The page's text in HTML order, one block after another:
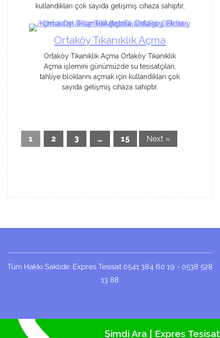
kullandıkları çok sayıda gelişmiş cihaza sahiptir,
Ortaköy Tıkanıklık Açma
Ortaköy Tıkanıklık Açma Ortaköy Tıkanıklık
Açma işlemini günümüzde su tesisatçıları,
tahliye bloklarını açmak için kullandıkları çok
sayıda gelişmiş cihaza sahiptir,
1 2 3 … 15 Next »
Tüm Hakkı Saklıdır. Expres Tesisat 0541 384 60 19 - 0538 528
13 88
Şimdi Ara | Expres Tesisat